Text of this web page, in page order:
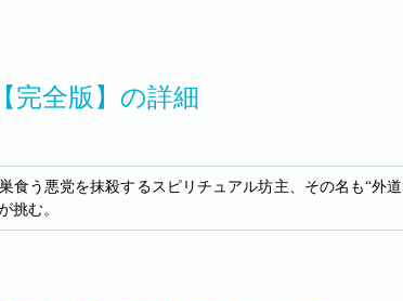
完全版】の詳細
食う悪党を抹殺するスピリチュアル坊主、その名も“
挑む。